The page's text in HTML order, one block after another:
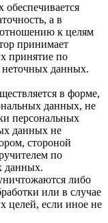
а в
отношению к целям
принимает
принятие по
данных.
в форме,
данных, не
персональных
данных не
стороной
по
данных.
либо
или в случае
целей, если иное не